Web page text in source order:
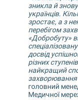
зникла й
українців.
зростає, а з
перебігом
«Добробуту»
досвід
різних
найкращий
захворювання
головний
Медичної